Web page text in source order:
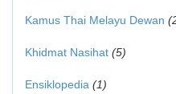
Kamus Thai Melayu Dewan
Khidmat Nasihat (5)
Ensiklopedia (1)